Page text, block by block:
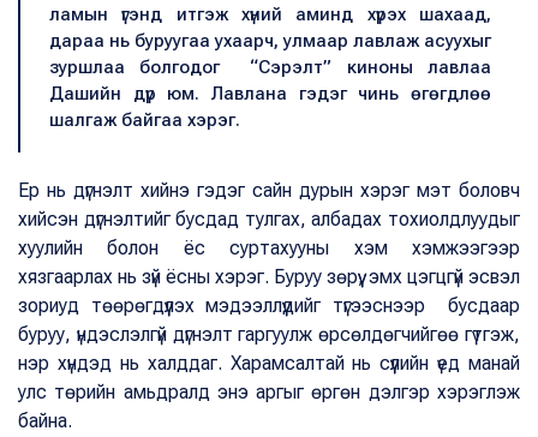
ламын үгэнд итгэж хүний аминд хүрэх шахаад,
дараа нь буруугаа ухаарч, улмаар лавлаж асуухыг
зуршлаа болгодог “Сэрэлт” киноны лавлаа
Дашийн дүр юм. Лавлана гэдэг чинь өгөгдлөө
шалгаж байгаа хэрэг.
Ер нь дүгнэлт хийнэ гэдэг сайн дурын хэрэг мэт боловч
хийсэн дүгнэлтийг бусдад тулгах, албадах тохиолдлуудыг
хуулийн болон ёс суртахууны хэм хэмжээгээр
хязгаарлах нь зүй ёсны хэрэг. Буруу зөрүү, эмх цэгцгүй эсвэл
зориуд төөрөгдүүлэх мэдээллүүдийг түгээснээр бусдаар
буруу, үндэслэлгүй дүгнэлт гаргуулж өрсөлдөгчийгөө гүтгэж,
нэр хүндэд нь халддаг. Харамсалтай нь сүүлийн үед манай
улс төрийн амьдралд энэ аргыг өргөн дэлгэр хэрэглэж
байна.